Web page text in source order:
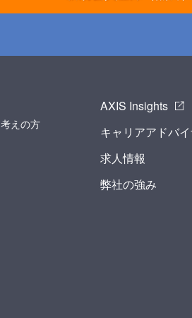
えの方
AXIS Insights
キャリアアドバ
求人情報
弊社の強み